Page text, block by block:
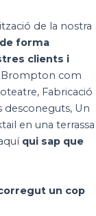
de la nostra
forma
clients i
Brompton com
Fabricació
desconeguts, Un
en una terrassa
qui sap que
un cop